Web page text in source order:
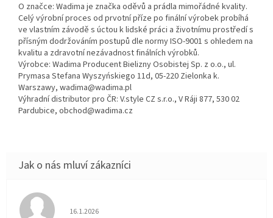
O značce: Wadima je značka oděvů a prádla mimořádné kvality.
Celý výrobní proces od prvotní příze po finální výrobek probíhá
ve vlastním závodě s úctou k lidské práci a životnímu prostředí s
přísným dodržováním postupů dle normy ISO-9001 s ohledem na
kvalitu a zdravotní nezávadnost finálních výrobků.
Výrobce: Wadima Producent Bielizny Osobistej Sp. z o.o., ul.
Prymasa Stefana Wyszyńskiego 11d, 05-220 Zielonka k.
Warszawy, wadima@wadima.pl
Výhradní distributor pro ČR: V.style CZ s.r.o., V Ráji 877, 530 02
Pardubice, obchod@wadima.cz
Hodnocení obchodu je 5 z 5 hvězdiček.
16.1.2026